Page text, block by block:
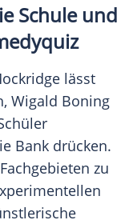
Schule und
lässt
, Wigald Boning
Bank drücken.
zu